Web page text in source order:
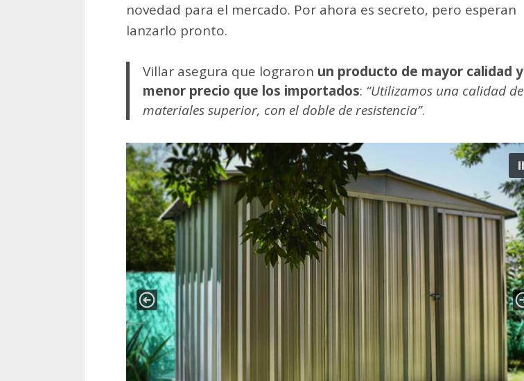
novedad para el mercado. Por ahora es secreto, pero esperan
lanzarlo pronto.
Villar asegura que lograron un producto de mayor calidad y
menor precio que los importados: “Utilizamos una calidadde
materiales superior, con el doble de resistencia”.